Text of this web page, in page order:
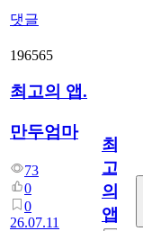
댓글
196565
최고의 앱.
만두엄마
73
0
0
26.07.11
최
고
의
앱.